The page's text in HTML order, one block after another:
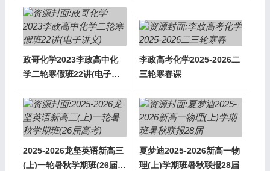
政哥化学2023李政高中化
学二轮寒假班22讲(电子讲
李政高考化学2025-2026二
三轮寒春课
2025-2026龙坚英语新高三
(上)一轮暑秋学期班(26届高
夏梦迪2025-2026新高一物
理(上)学期班暑秋联报28届